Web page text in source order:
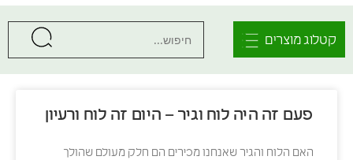
קטלוג מוצרים
פעם זה היה לוח וגיר – היום זה לוח ורעיון
האם הלוח והגיר שאנחנו מכירים הם חלק מעולם שהולך